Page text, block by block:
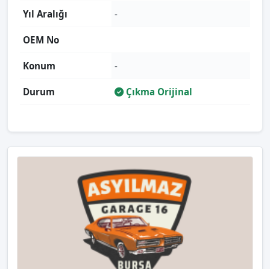
Yıl Aralığı -
OEM No
Konum -
Durum Çıkma Orijinal